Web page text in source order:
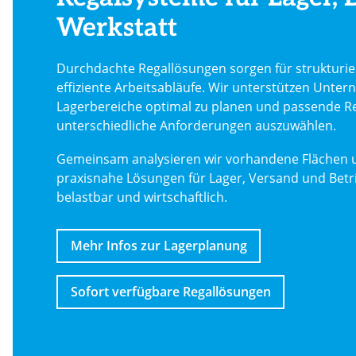
Werkstatt
Durchdachte Regallösungen sorgen für
effiziente Arbeitsabläufe. Wir unterstützen
Lagerbereiche optimal zu planen und passende
unterschiedliche Anforderungen auszuwählen.
Gemeinsam analysieren wir vorhandene Flächen
praxisnahe Lösungen für Lager, Versand und
belastbar und wirtschaftlich.
Mehr Infos zur Lagerplanung
Sofort verfügbare Regallösungen